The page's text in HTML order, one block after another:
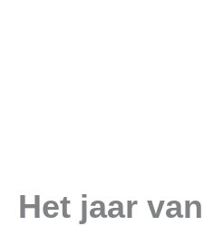
Het jaar van